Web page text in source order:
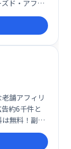
ド・アフィ
開してお
ポートしま
舗アフィリ
約6千件と
無料！副収
と豊富な情
ください。